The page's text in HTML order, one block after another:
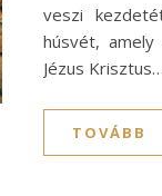
veszi
húsvét,
Jézus Krisztus…
TOVÁBB